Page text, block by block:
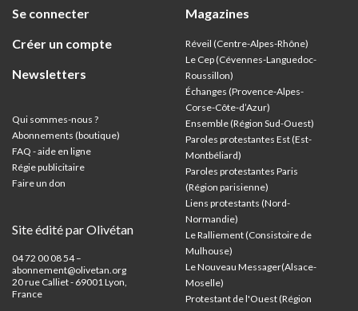
Se connecter
Créer un compte
Newsletters
Qui sommes-nous ?
Abonnements (boutique)
FAQ - aide en ligne
Régie publicitaire
Faire un don
Site édité par Olivétan
04 72 00 08 54 –
abonnement@olivetan.org
20 rue Calliet - 69001 Lyon,
France
Magazines
Réveil (Centre-Alpes-Rhône)
Le Cep (Cévennes-Languedoc-
Roussillon)
Échanges (Provence-Alpes-
Corse-Côte-d’Azur)
Ensemble (Région Sud-Ouest)
Paroles protestantes Est (Est-
Montbéliard)
Paroles protestantes Paris
(Région parisienne)
Liens protestants (Nord-
Normandie)
Le Ralliement (Consistoire de
Mulhouse)
Le Nouveau Messager(Alsace-
Moselle)
Protestant de l'Ouest (Région